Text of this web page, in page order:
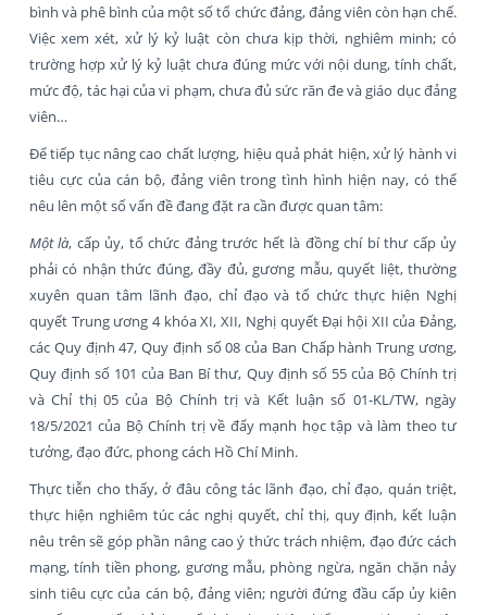
bình và phê bình của một số tổ chức đảng, đảng viên còn hạn chế.
Việc xem xét, xử lý kỷ luật còn chưa kịp thời, nghiêm minh; có
trường hợp xử lý kỷ luật chưa đúng mức với nội dung, tính chất,
mức độ, tác hại của vi phạm, chưa đủ sức răn đe và giáo dục đảng
viên…
Để tiếp tục nâng cao chất lượng, hiệu quả phát hiện, xử lý hành vi
tiêu cực của cán bộ, đảng viên trong tình hình hiện nay, có thể
nêu lên một số vấn đề đang đặt ra cần được quan tâm:
Một là, cấp ủy, tổ chức đảng trước hết là đồng chí bí thư cấp ủy
phải có nhận thức đúng, đầy đủ, gương mẫu, quyết liệt, thường
xuyên quan tâm lãnh đạo, chỉ đạo và tổ chức thực hiện Nghị
quyết Trung ương 4 khóa XI, XII, Nghị quyết Đại hội XII của Đảng,
các Quy định 47, Quy định số 08 của Ban Chấp hành Trung ương,
Quy định số 101 của Ban Bí thư, Quy định số 55 của Bộ Chính trị
và Chỉ thị 05 của Bộ Chính trị và Kết luận số 01-KL/TW, ngày
18/5/2021 của Bộ Chính trị về đẩy mạnh học tập và làm theo tư
tưởng, đạo đức, phong cách Hồ Chí Minh.
Thực tiễn cho thấy, ở đâu công tác lãnh đạo, chỉ đạo, quán triệt,
thực hiện nghiêm túc các nghị quyết, chỉ thị, quy định, kết luận
nêu trên sẽ góp phần nâng cao ý thức trách nhiệm, đạo đức cách
mạng, tính tiền phong, gương mẫu, phòng ngừa, ngăn chặn nảy
sinh tiêu cực của cán bộ, đảng viên; người đứng đầu cấp ủy kiên